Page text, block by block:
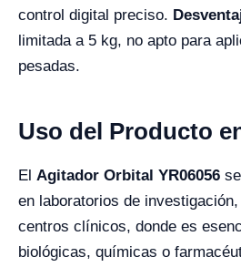
control digital preciso.
limitada a 5 kg, no apto para
pesadas.
Uso del Producto
El Agitador Orbital YR06056
en laboratorios de
centros clínicos, donde es
biológicas, químicas o